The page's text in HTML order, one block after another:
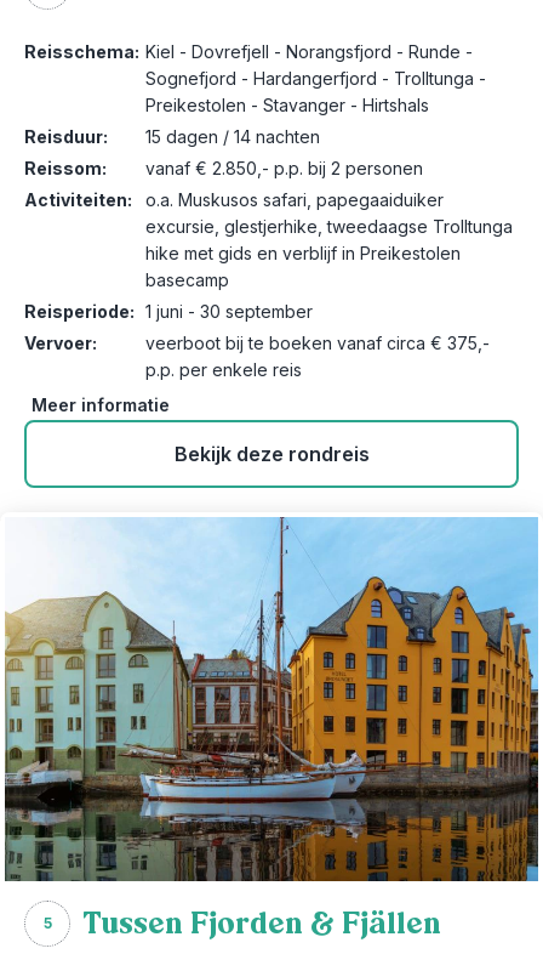
Reisschema: Kiel - Dovrefjell - Norangsfjord - Runde -
Sognefjord - Hardangerfjord - Trolltunga -
Preikestolen - Stavanger - Hirtshals
Reisduur:
15 dagen / 14 nachten
Reissom:
vanaf € 2.850,- p.p. bij 2 personen
Activiteiten:
o.a. Muskusos safari, papegaaiduiker
excursie, glestjerhike, tweedaagse Trolltunga
hike met gids en verblijf in Preikestolen
basecamp
Reisperiode: 1 juni - 30 september
Vervoer:
veerboot bij te boeken vanaf circa € 375,-
p.p. per enkele reis
Meer informatie
Bekijk deze rondreis
5 Tussen Fjorden & Fjällen